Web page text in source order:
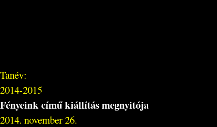
Tanév:
2014-2015
Fényeink című kiállítás megnyitója
2014. november 26.